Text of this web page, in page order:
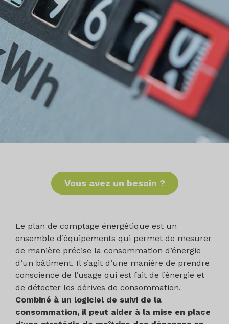
Vous avez un besoin ?
Le plan de comptage énergétique est un
ensemble d’équipements qui permet de mesurer
de manière précise la consommation d’énergie
d’un bâtiment. Il s’agit d’une manière de prendre
conscience de l’usage qui est fait de l’énergie et
de détecter les dérives de consommation.
Combiné à un logiciel de suivi de la
consommation, il peut aider à la mise en place